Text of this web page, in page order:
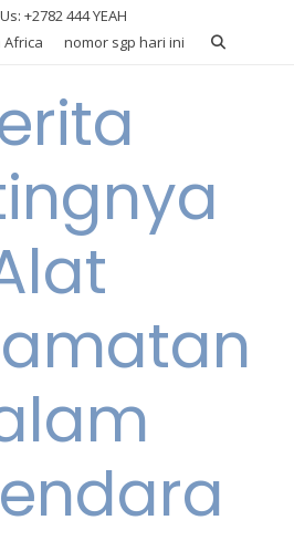
+2782 444 YEAH
Africa
nomor sgp hari ini